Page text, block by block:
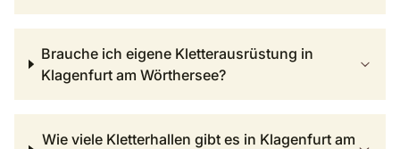
Brauche ich eigene Kletterausrüstung in
Klagenfurt am Wörthersee?
Wie viele Kletterhallen gibt es in Klagenfurt am